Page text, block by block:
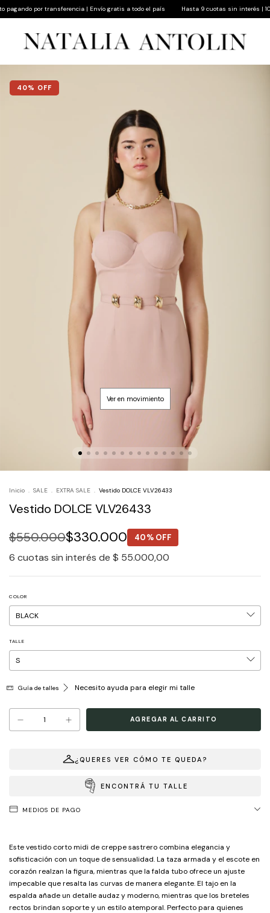
por transferencia | Envío gratis a todo el país Hasta 9 cuotas sin interés | 10%
40% OFF
Inicio . SALE . EXTRA SALE . Vestido DOLCE VLV26433
Vestido DOLCE VLV26433
$550.000$330.000 40% OFF
6 cuotas sin interés de $ 55.000,00
COLOR
TALLE
Guía de talles Necesito ayuda para elegir mi talle
¿QUERES VER CÓMO TE QUEDA?
ENCONTRÁ TU TALLE
MEDIOS DE PAGO
Este vestido corto midi de creppe sastrero combina elegancia y
sofisticación con un toque de sensualidad. La taza armada y el escote en
corazón realzan la figura, mientras que la falda tubo ofrece un ajuste
impecable que resalta las curvas de manera elegante. El tajo en la
espalda añade un detalle audaz y moderno, mientras que los breteles
rectos brindan soporte y un estilo atemporal. Perfecto para quienes